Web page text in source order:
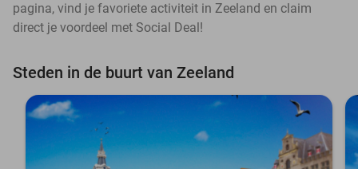
pagina, vind je favoriete activiteit in Zeeland en claim
direct je voordeel met Social Deal!
Steden in de buurt van Zeeland